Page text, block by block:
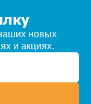
новых
и акциях.